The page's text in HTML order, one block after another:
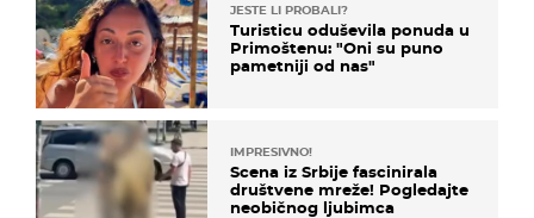
JESTE LI PROBALI?
Turisticu oduševila ponuda u
Primoštenu: "Oni su puno
pametniji od nas"
IMPRESIVNO!
Scena iz Srbije fascinirala
društvene mreže! Pogledajte
neobičnog ljubimca